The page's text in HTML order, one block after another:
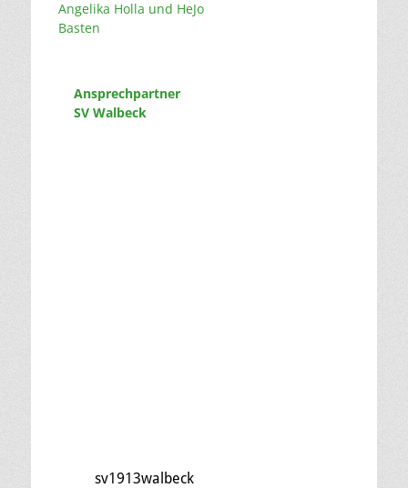
Angelika Holla und HeJo
Basten
Ansprechpartner
SV Walbeck
sv1913walbeck